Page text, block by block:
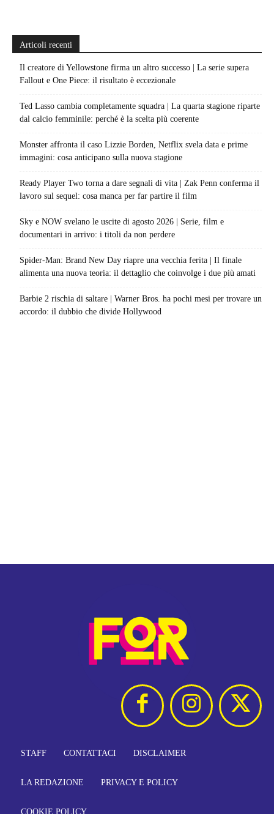
Articoli recenti
Il creatore di Yellowstone firma un altro successo | La serie supera
Fallout e One Piece: il risultato è eccezionale
Ted Lasso cambia completamente squadra | La quarta stagione riparte
dal calcio femminile: perché è la scelta più coerente
Monster affronta il caso Lizzie Borden, Netflix svela data e prime
immagini: cosa anticipano sulla nuova stagione
Ready Player Two torna a dare segnali di vita | Zak Penn conferma il
lavoro sul sequel: cosa manca per far partire il film
Sky e NOW svelano le uscite di agosto 2026 | Serie, film e
documentari in arrivo: i titoli da non perdere
Spider-Man: Brand New Day riapre una vecchia ferita | Il finale
alimenta una nuova teoria: il dettaglio che coinvolge i due più amati
Barbie 2 rischia di saltare | Warner Bros. ha pochi mesi per trovare un
accordo: il dubbio che divide Hollywood
STAFF CONTATTACI DISCLAIMER
LA REDAZIONE PRIVACY E POLICY
COOKIE POLICY